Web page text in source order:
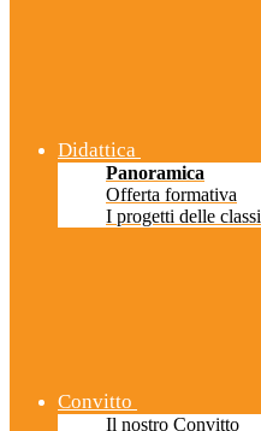
Didattica
Panoramica
Offerta formativa
I progetti delle classi
Convitto
Il nostro Convitto